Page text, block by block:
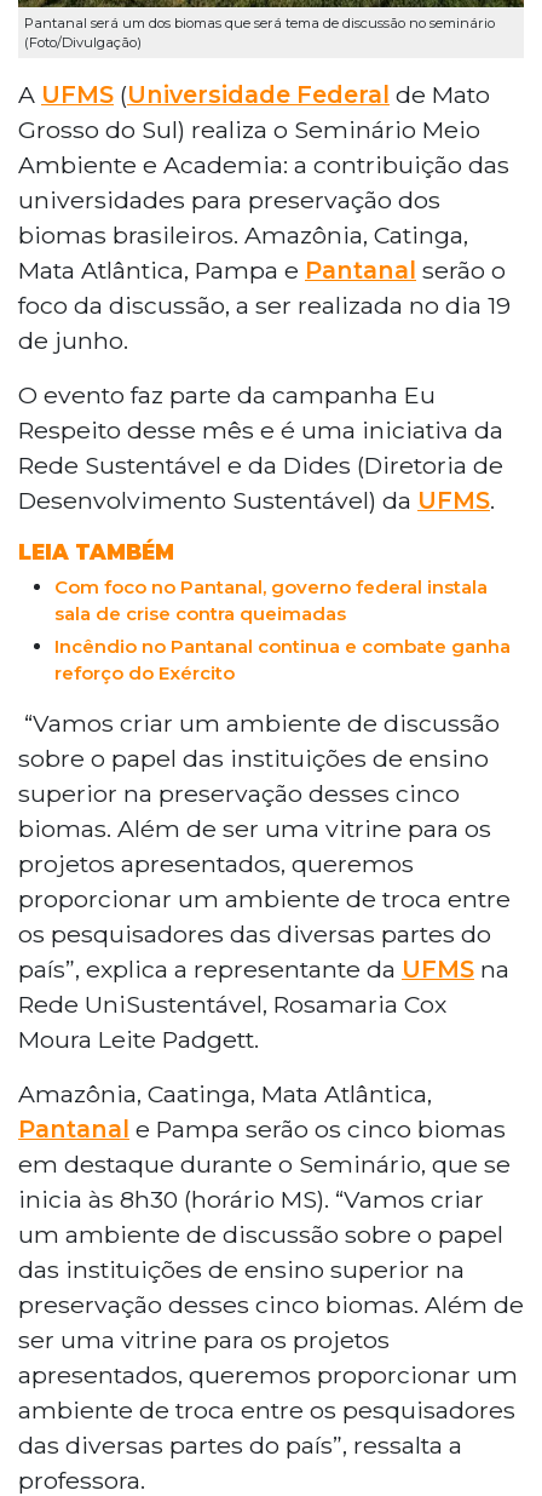
Pantanal será um dos biomas que será tema de discussão no seminário
(Foto/Divulgação)
A UFMS (Universidade Federal de Mato
Grosso do Sul) realiza o Seminário Meio
Ambiente e Academia: a contribuição das
universidades para preservação dos
biomas brasileiros. Amazônia, Catinga,
Mata Atlântica, Pampa e Pantanal serão o
foco da discussão, a ser realizada no dia 19
de junho.
O evento faz parte da campanha Eu
Respeito desse mês e é uma iniciativa da
Rede Sustentável e da Dides (Diretoria de
Desenvolvimento Sustentável) da UFMS.
LEIA TAMBÉM
Com foco no Pantanal, governo federal instala
sala de crise contra queimadas
Incêndio no Pantanal continua e combate ganha
reforço do Exército
“Vamos criar um ambiente de discussão
sobre o papel das instituições de ensino
superior na preservação desses cinco
biomas. Além de ser uma vitrine para os
projetos apresentados, queremos
proporcionar um ambiente de troca entre
os pesquisadores das diversas partes do
país”, explica a representante da UFMS na
Rede UniSustentável, Rosamaria Cox
Moura Leite Padgett.
Amazônia, Caatinga, Mata Atlântica,
Pantanal e Pampa serão os cinco biomas
em destaque durante o Seminário, que se
inicia às 8h30 (horário MS). “Vamos criar
um ambiente de discussão sobre o papel
das instituições de ensino superior na
preservação desses cinco biomas. Além de
ser uma vitrine para os projetos
apresentados, queremos proporcionar um
ambiente de troca entre os pesquisadores
das diversas partes do país”, ressalta a
professora.